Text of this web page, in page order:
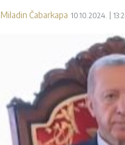
Miladin Čabarkapa 10.10.2024.